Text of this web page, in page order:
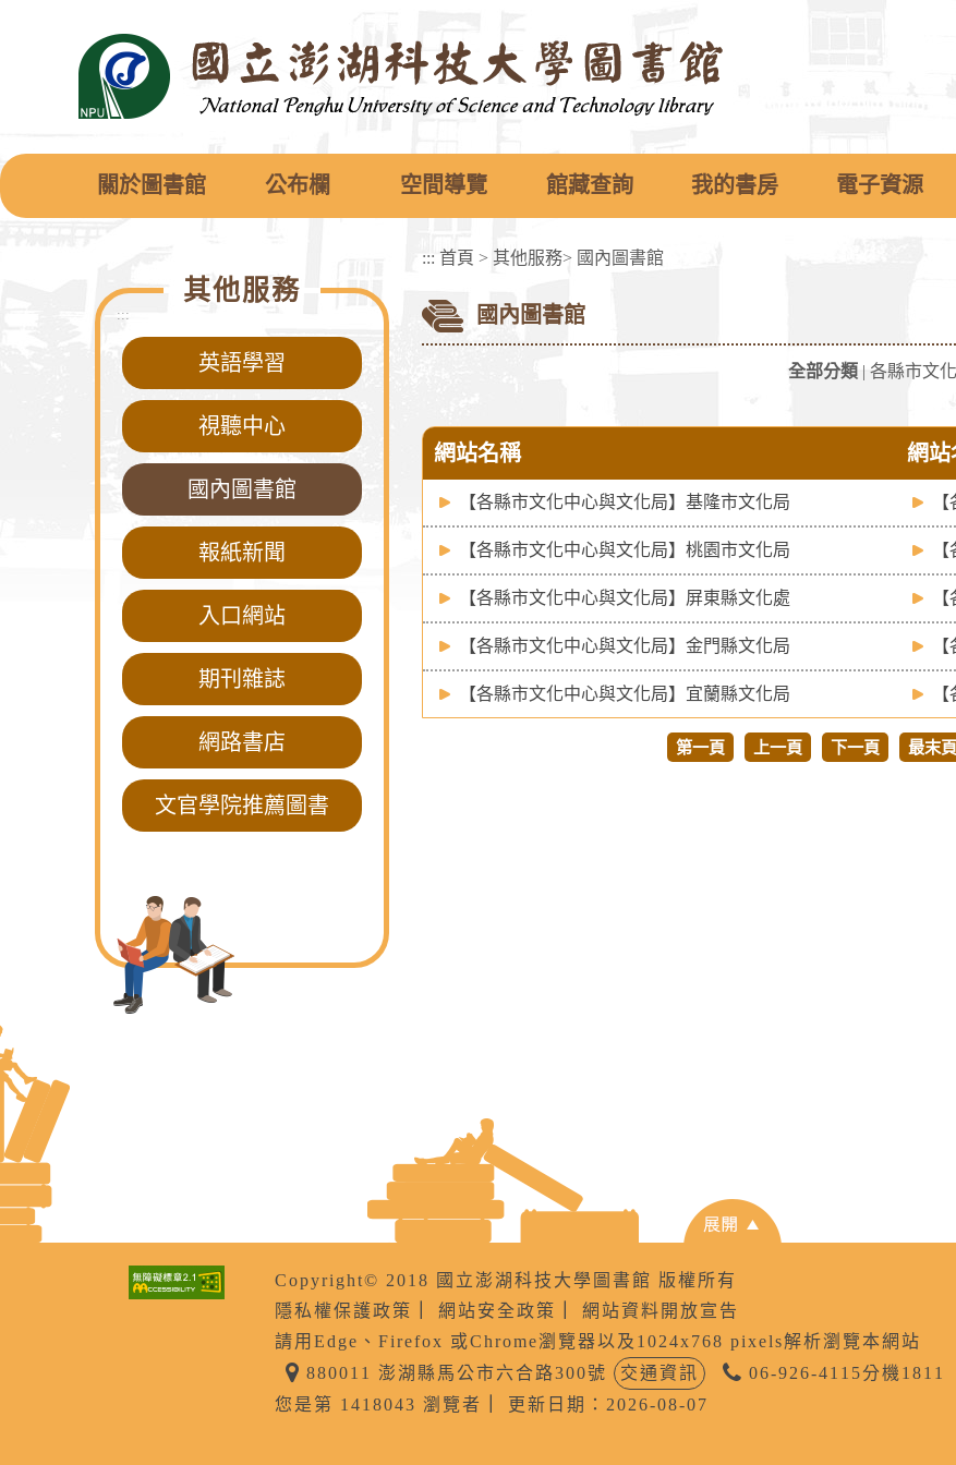
區
塊
關於圖書館 公布欄 空間導覽 館藏查詢 我的書房 電子資源
:::
其他服務
英語學習
視聽中心
國內圖書館
報紙新聞
入口網站
期刊雜誌
網路書店
文官學院推薦圖書
::: 首頁 > 其他服務> 國內圖書館
國內圖書館
全部分類 | 各縣市文
網站名稱 網站
【各縣市文化中心與文化局】基隆市文化局
【各縣市文化中心與文化局】桃園市文化局
【各縣市文化中心與文化局】屏東縣文化處
【各縣市文化中心與文化局】金門縣文化局
【各縣市文化中心與文化局】宜蘭縣文化局
第一頁 上一頁 下一頁 最末頁
Copyright© 2018 國立澎湖科技大學圖書館 版權所有
隱私權保護政策
網站安全政策
網站資料開放宣告
請用Edge、Firefox 或Chrome瀏覽器以及1024x768 pixels解析瀏覽本網站
880011 澎湖縣馬公市六合路300號
交通資訊
06-926-4115分機1811
您是第 1418043 瀏覽者
更新日期：2026-08-07